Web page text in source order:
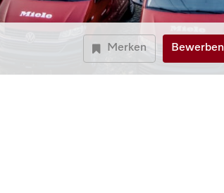
Merken Bewerben